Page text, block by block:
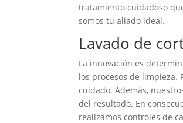
tratamiento cuidadoso
somos tu aliado ideal.
Lavado de
La innovación es
los procesos de limpieza.
cuidado. Además,
del resultado. En
realizamos controles de